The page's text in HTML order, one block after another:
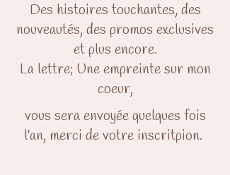
Des histoires touchantes, des
nouveautés, des promos exclusives
et plus encore.
La lettre; Une empreinte sur mon
coeur,
vous sera envoyée quelques fois
l'an, merci de votre inscritpion.